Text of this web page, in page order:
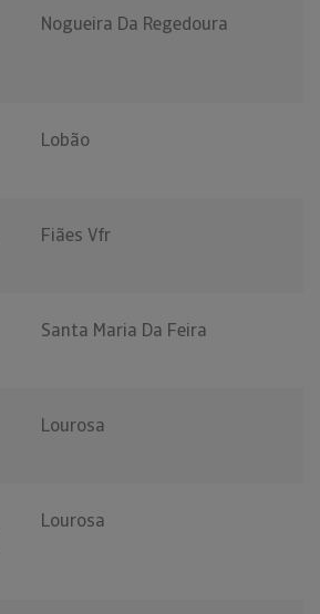
Nogueira Da Regedoura
Lobão
Fiães Vfr
Santa Maria Da Feira
Lourosa
Lourosa